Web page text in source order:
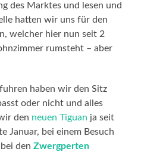
des Marktes und lesen und
hatten wir uns für den
welcher hier nun seit 2
rumsteht – aber
haben wir den Sitz
oder nicht und alles
den neuen Tiguan ja seit
Januar, bei einem Besuch
denZwergperten